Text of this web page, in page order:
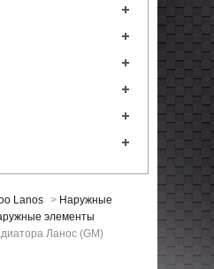
Lanos > Наружные
элементы
Ланос (GM)